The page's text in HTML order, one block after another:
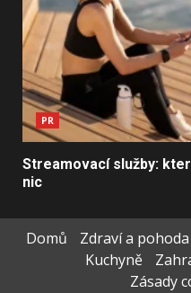
PR
Streamovací služby:
nic
Domů Zdraví a pohoda
Kuchyně
Zásady